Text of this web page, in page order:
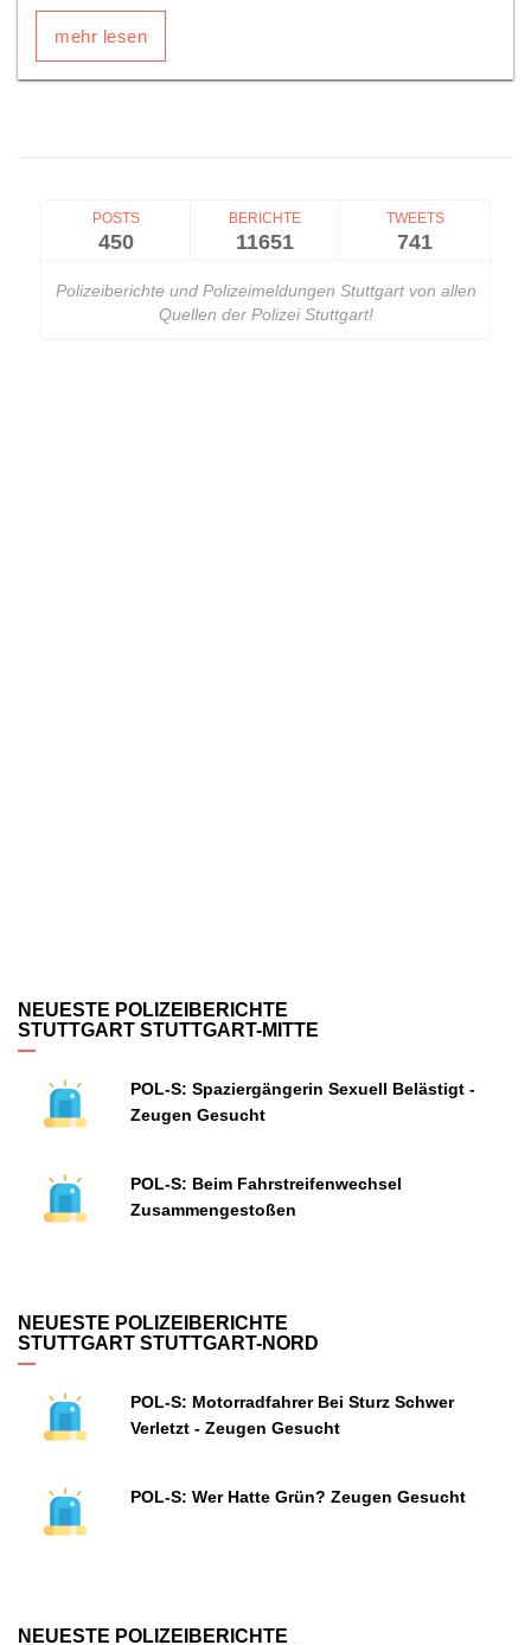
mehr lesen
POSTS
450
BERICHTE
11651
TWEETS
741
Polizeiberichte und Polizeimeldungen Stuttgart von allen
Quellen der Polizei Stuttgart!
NEUESTE POLIZEIBERICHTE
STUTTGART STUTTGART-MITTE
POL-S: Spaziergängerin Sexuell Belästigt -
Zeugen Gesucht
POL-S: Beim Fahrstreifenwechsel
Zusammengestoßen
NEUESTE POLIZEIBERICHTE
STUTTGART STUTTGART-NORD
POL-S: Motorradfahrer Bei Sturz Schwer
Verletzt - Zeugen Gesucht
POL-S: Wer Hatte Grün? Zeugen Gesucht
NEUESTE POLIZEIBERICHTE